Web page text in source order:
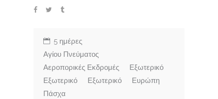
5 ημέρες
Αγίου Πνεύματος
Αεροπορικές Εκδρομές
Εξωτερικό
Εξωτερικό
Εξωτερικό
Ευρώπη
Πάσχα